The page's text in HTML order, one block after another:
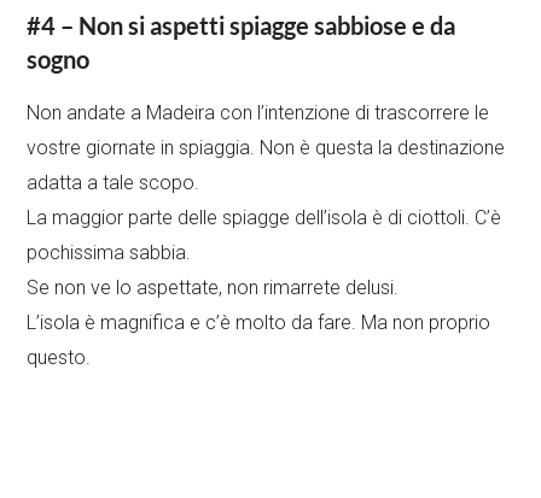
#4 – Non si aspetti spiagge sabbiose e da
sogno
Non andate a Madeira con l’intenzione di trascorrere le
vostre giornate in spiaggia. Non è questa la destinazione
adatta a tale scopo.
La maggior parte delle spiagge dell’isola è di ciottoli. C’è
pochissima sabbia.
Se non ve lo aspettate, non rimarrete delusi.
L’isola è magnifica e c’è molto da fare. Ma non proprio
questo.